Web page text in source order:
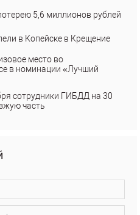
5,6 миллионов рублей
в Копейске в Крещение
место во
в номинации «Лучший
сотрудники ГИБДД на 30
часть